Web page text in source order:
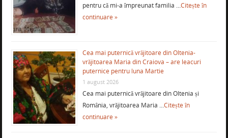
pentru că mi-a împreunat familia …Citește în
continuare »
Cea mai puternică vrăjitoare din Oltenia-
vrăjitoarea Maria din Craiova – are leacuri
puternice pentru luna Martie
1 august 2026
Cea mai puternică vrăjitoare din Oltenia și
România, vrăjitoarea Maria …Citește în
continuare »